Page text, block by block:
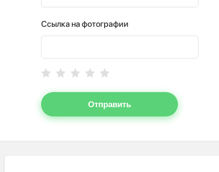
Ссылка на фотографии
Отправить